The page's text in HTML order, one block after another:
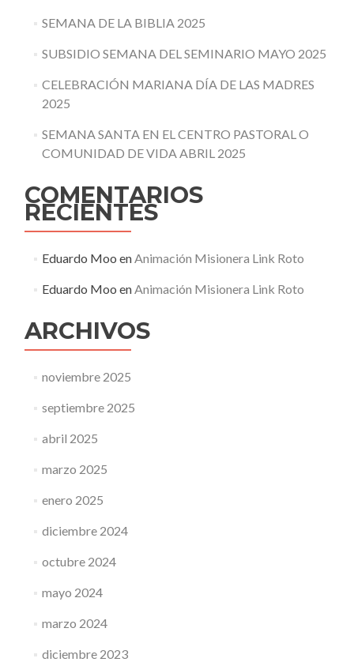
SEMANA DE LA BIBLIA 2025
SUBSIDIO SEMANA DEL SEMINARIO MAYO 2025
CELEBRACIÓN MARIANA DÍA DE LAS MADRES
2025
SEMANA SANTA EN EL CENTRO PASTORAL O
COMUNIDAD DE VIDA ABRIL 2025
COMENTARIOS
RECIENTES
Eduardo Moo enAnimación Misionera Link Roto
Eduardo Moo enAnimación Misionera Link Roto
ARCHIVOS
noviembre 2025
septiembre 2025
abril 2025
marzo 2025
enero 2025
diciembre 2024
octubre 2024
mayo 2024
marzo 2024
diciembre 2023